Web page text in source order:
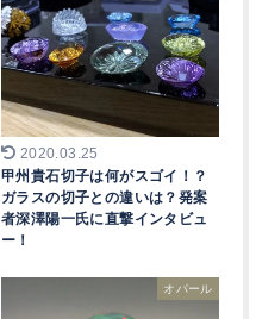
2020.03.25
甲州貴石切子は何がスゴイ！？
ガラスの切子との違いは？発案
者深澤陽一氏に直撃インタビュ
ー！
オパール